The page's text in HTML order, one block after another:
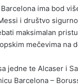
ima bod
i društvo
maksimalan
mečevima na
jedne te Alcaser i
Barcelona –